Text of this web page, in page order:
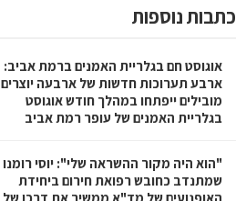
כתבות נוספות
אוגוסט חם בגלריית האמנים ברמת אביב:
ארבע תערוכות חדשות של ארבעה יוצרים
מובילים ייפתחו במהלך חודש אוגוסט
בגלריית האמנים של עופר רמת אביב
"הוא היה מקור ההשראה שלי": יוסי רומנו
שמתנדב כחובש רפואת חירום ביחידת
האופנועים של מד"א ממשיך את דרכו של